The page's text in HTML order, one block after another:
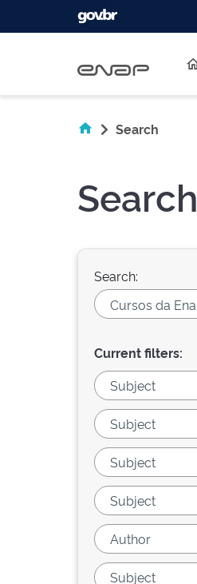
Search
Search
Search:
Current filters: